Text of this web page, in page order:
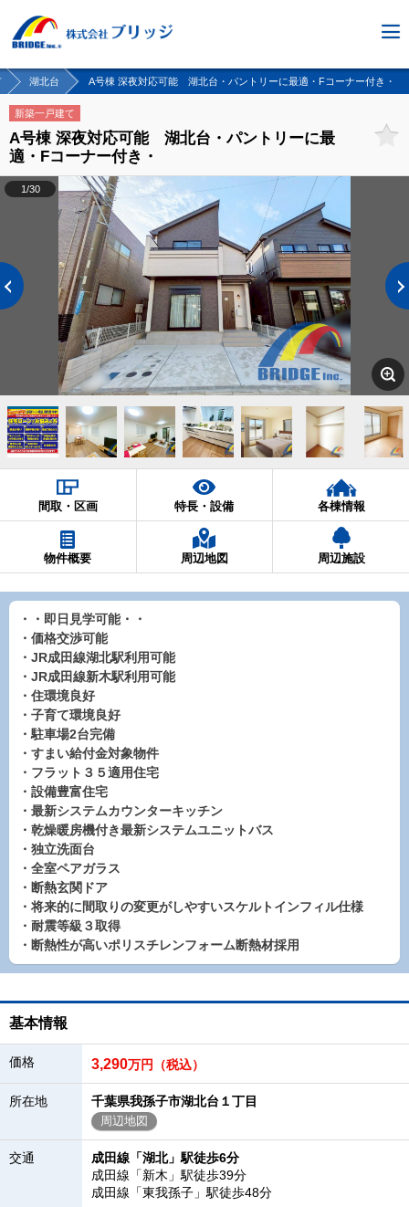
湖北台 A号棟 深夜対応可能 湖北台・パントリーに最適・Fコーナー付き・
新築一戸建て
A号棟 深夜対応可能 湖北台・パントリーに最
適・Fコーナー付き・
1/30
間取・区画 特長・設備 各棟情報
物件概要 周辺地図 周辺施設
・・即日見学可能・・
・価格交渉可能
・JR成田線湖北駅利用可能
・JR成田線新木駅利用可能
・住環境良好
・子育て環境良好
・駐車場2台完備
・すまい給付金対象物件
・フラット３５適用住宅
・設備豊富住宅
・最新システムカウンターキッチン
・乾燥暖房機付き最新システムユニットバス
・独立洗面台
・全室ペアガラス
・断熱玄関ドア
・将来的に間取りの変更がしやすいスケルトインフィル仕様
・耐震等級３取得
・断熱性が高いポリスチレンフォーム断熱材採用
基本情報
価格 3,290万円（税込）
所在地 千葉県我孫子市湖北台１丁目
周辺地図
交通
成田線「湖北」駅徒歩6分
成田線「新木」駅徒歩39分
成田線「東我孫子」駅徒歩48分